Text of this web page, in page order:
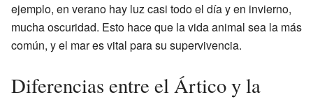
ejemplo, en verano hay luz casi todo el día y en invierno,
mucha oscuridad. Esto hace que la vida animal sea la más
común, y el mar es vital para su supervivencia.
Diferencias entre el Ártico y la